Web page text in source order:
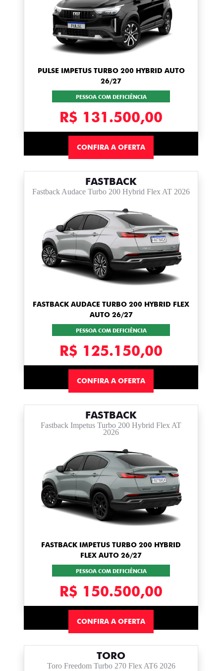
PULSE IMPETUS TURBO 200 HYBRID AUTO
26/27
PESSOA COM DEFICIÊNCIA
R$ 131.500,00
CONFIRA A OFERTA
FASTBACK
Fastback Audace Turbo 200 Hybrid Flex AT 2026
FASTBACK AUDACE TURBO 200 HYBRID FLEX
AUTO 26/27
PESSOA COM DEFICIÊNCIA
R$ 125.150,00
CONFIRA A OFERTA
FASTBACK
Fastback Impetus Turbo 200 Hybrid Flex AT
2026
FASTBACK IMPETUS TURBO 200 HYBRID
FLEX AUTO 26/27
PESSOA COM DEFICIÊNCIA
R$ 150.500,00
CONFIRA A OFERTA
TORO
Toro Freedom Turbo 270 Flex AT6 2026